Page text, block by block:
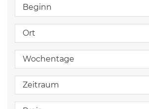
Beginn
Ort
Wochentage
Zeitraum